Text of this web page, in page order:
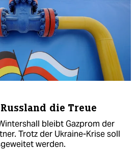
die Treue
bleibt Gazprom der
Trotz der Ukraine-Krise soll
werden.